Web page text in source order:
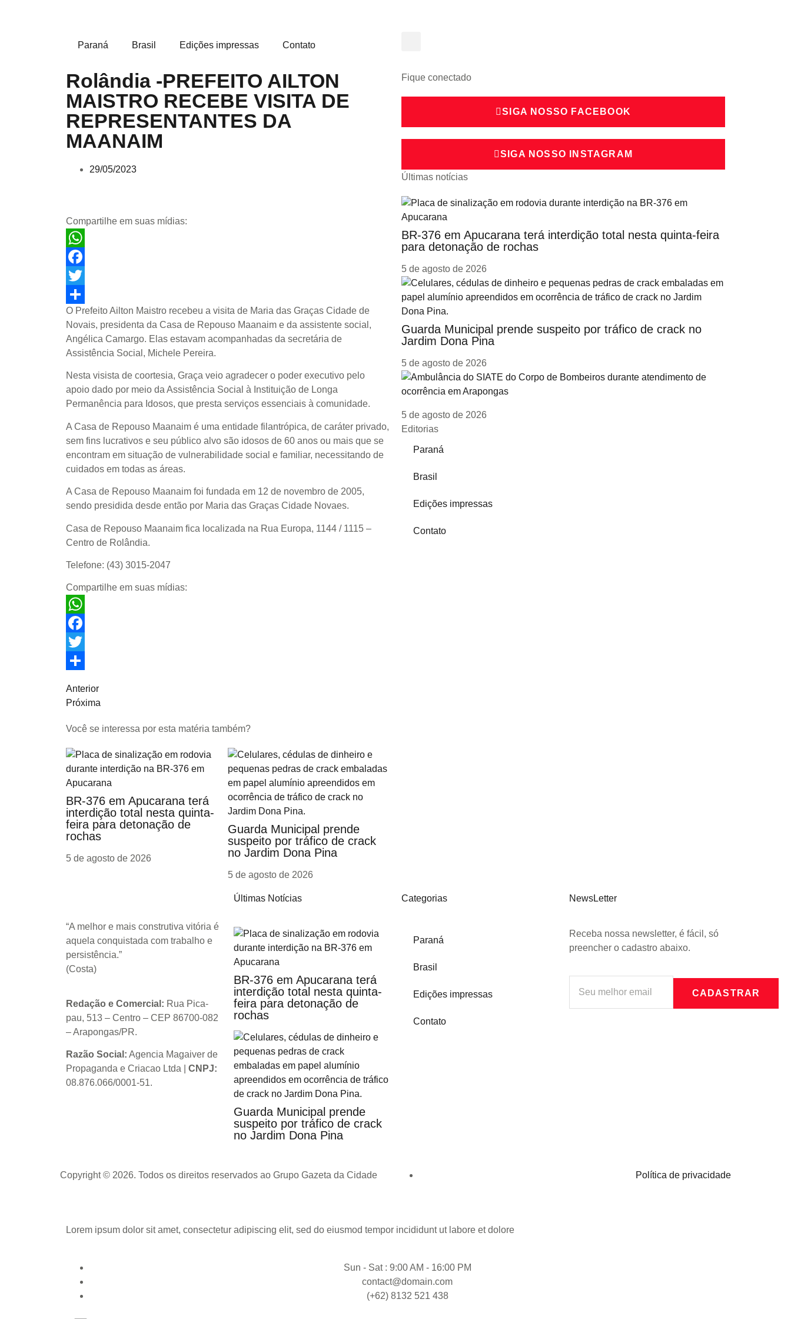
Paraná Brasil Edições impressas Contato
Rolândia -PREFEITO AILTON
MAISTRO RECEBE VISITA DE
REPRESENTANTES DA
MAANAIM
29/05/2023
Compartilhe em suas mídias:
WhatsApp
Facebook
Twitter
Share
O Prefeito Ailton Maistro recebeu a visita de Maria das Graças Cidade de
Novais, presidenta da Casa de Repouso Maanaim e da assistente social,
Angélica Camargo. Elas estavam acompanhadas da secretária de
Assistência Social, Michele Pereira.
Nesta visista de coortesia, Graça veio agradecer o poder executivo pelo
apoio dado por meio da Assistência Social à Instituição de Longa
Permanência para Idosos, que presta serviços essenciais à comunidade.
A Casa de Repouso Maanaim é uma entidade filantrópica, de caráter privado,
sem fins lucrativos e seu público alvo são idosos de 60 anos ou mais que se
encontram em situação de vulnerabilidade social e familiar, necessitando de
cuidados em todas as áreas.
A Casa de Repouso Maanaim foi fundada em 12 de novembro de 2005,
sendo presidida desde então por Maria das Graças Cidade Novaes.
Casa de Repouso Maanaim fica localizada na Rua Europa, 1144 / 1115 –
Centro de Rolândia.
Telefone: (43) 3015-2047
Compartilhe em suas mídias:
WhatsApp
Facebook
Twitter
Anterior
Próxima
Você se interessa por esta matéria também?
BR-376 em Apucarana terá
interdição total nesta quinta-
feira para detonação de
rochas
5 de agosto de 2026
Guarda Municipal prende
suspeito por tráfico de crack
no Jardim Dona Pina
5 de agosto de 2026
Fique conectado
SIGA NOSSO FACEBOOK
SIGA NOSSO INSTAGRAM
Últimas notícias
BR-376 em Apucarana terá interdição total nesta quinta-feira
para detonação de rochas
5 de agosto de 2026
Guarda Municipal prende suspeito por tráfico de crack no
Jardim Dona Pina
5 de agosto de 2026
5 de agosto de 2026
Editorias
Paraná
Brasil
Edições impressas
Contato
“A melhor e mais construtiva vitória é
aquela conquistada com trabalho e
persistência.”
(Costa)
Redação e Comercial: Rua Pica-
pau, 513 – Centro – CEP 86700-082
– Arapongas/PR.
Razão Social: Agencia Magaiver de
Propaganda e Criacao Ltda
CNPJ:
08.876.066/0001-51.
Últimas Notícias
BR-376 em Apucarana terá
interdição total nesta quinta-
feira para detonação de
rochas
Guarda Municipal prende
suspeito por tráfico de crack
no Jardim Dona Pina
Categorias
Paraná
Brasil
Edições impressas
Contato
NewsLetter
Receba nossa newsletter, é fácil, só
preencher o cadastro abaixo.
CADASTRAR
Copyright © 2026. Todos os direitos reservados ao Grupo Gazeta da Cidade Política de privacidade
Lorem ipsum dolor sit amet, consectetur adipiscing elit, sed do eiusmod tempor incididunt ut labore et dolore
Sun - Sat : 9:00 AM - 16:00 PM
contact@domain.com
(+62) 8132 521 438